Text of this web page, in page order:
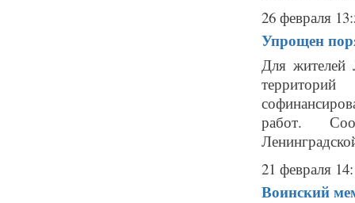
26 февраля
Упрощен
Для жителей
работ.
21 февраля
Воинский